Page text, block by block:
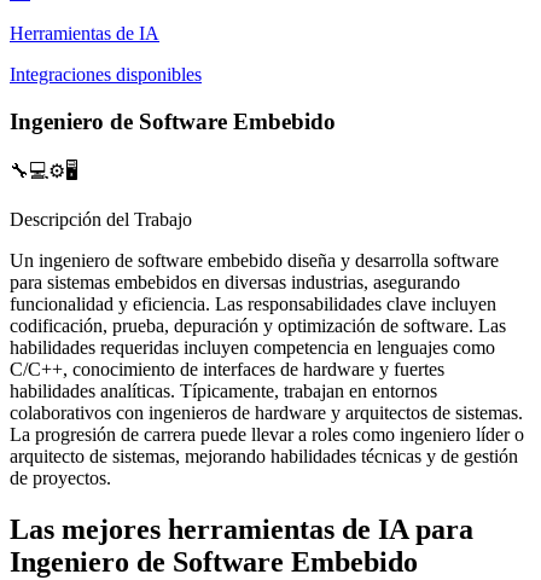
Herramientas de IA
Integraciones disponibles
Ingeniero de Software Embebido
🔧💻⚙️🖥️
Descripción del Trabajo
Un ingeniero de software embebido diseña y desarrolla software
para sistemas embebidos en diversas industrias, asegurando
funcionalidad y eficiencia. Las responsabilidades clave incluyen
codificación, prueba, depuración y optimización de software. Las
habilidades requeridas incluyen competencia en lenguajes como
C/C++, conocimiento de interfaces de hardware y fuertes
habilidades analíticas. Típicamente, trabajan en entornos
colaborativos con ingenieros de hardware y arquitectos de sistemas.
La progresión de carrera puede llevar a roles como ingeniero líder o
arquitecto de sistemas, mejorando habilidades técnicas y de gestión
de proyectos.
Las mejores herramientas de IA para
Ingeniero de Software Embebido